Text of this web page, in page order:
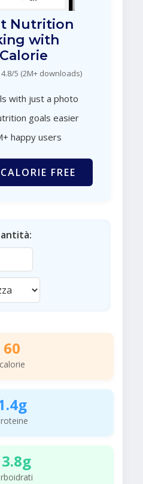
Nutrition
with
4.8/5 (2M+ downloads)
with just a photo
goals easier
happy users
FREE
60
calorie